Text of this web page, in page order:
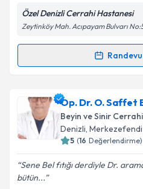
Kişisel verilerimin
Metni'ni okudum ve
kapsamda işlenmesini
Özel Denizli Cerrahi Hastanesi
Zeytinköy Mah. Acıpayam Bulvarı
Randevu Takvimi
Doç. Dr. Yusuf İzzettin
takvimi talebi oluşturun.
almanız için bir takvim
bilgilendireceğiz.
E-posta Adresiniz
Op. Dr. O. Saffet
Beyin ve Sinir
Denizli, Merkezefendi
5 (16 Değerlendirme)
Sene Bel fıtığı derdiyle Dr.
bütün...